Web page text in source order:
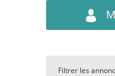
Filtrer les